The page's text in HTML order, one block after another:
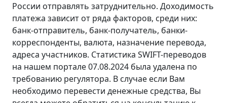
России отправлять затруднительно. Доходимость
платежа зависит от ряда факторов, среди них:
банк-отправитель, банк-получатель, банки-
корреспонденты, валюта, назначение перевода,
адреса участников. Статистика SWIFT-переводов
на нашем портале 07.08.2024 была удалена по
требованию регулятора. В случае если Вам
необходимо перевести денежные средства, Вы